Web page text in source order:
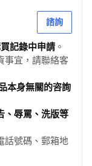
諮詢
記錄中申請 。
事宜，請聯絡客
本身無關的咨詢
、辱罵、洗版等
話號碼、郵箱地